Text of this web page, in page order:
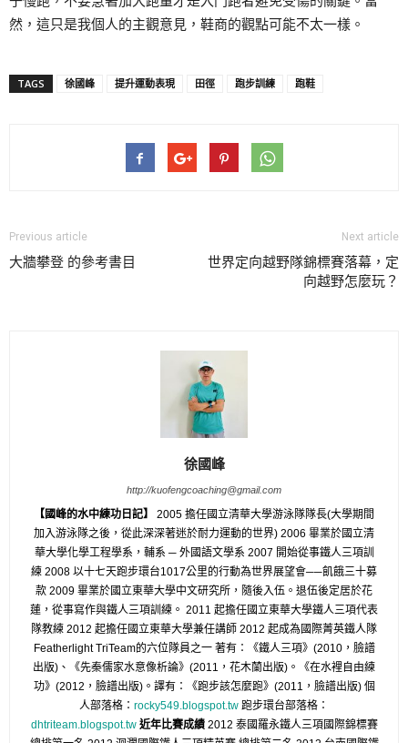
然，這只是我個人的主觀意見，鞋商的觀點可能不太一樣。
TAGS 徐國峰 提升運動表現 田徑 跑步訓練 跑鞋
Previous article
大牆攀登 的參考書目
Next article
世界定向越野隊錦標賽落幕，定
向越野怎麼玩？
徐國峰
http://kuofengcoaching@gmail.com
【國峰的水中練功日記】
2005 擔任國立清華大學游泳隊隊長(大學期間
加入游泳隊之後，從此深深著迷於耐力運動的世界) 2006 畢業於國立清
華大學化學工程學系，輔系 ─ 外國語文學系 2007 開始從事鐵人三項訓
練 2008 以十七天跑步環台1017公里的行動為世界展望會──飢餓三十募
款 2009 畢業於國立東華大學中文研究所，隨後入伍。退伍後定居於花
蓮，從事寫作與鐵人三項訓練。 2011 起擔任國立東華大學鐵人三項代表
隊教練 2012 起擔任國立東華大學兼任講師 2012 起成為國際菁英鐵人隊
Featherlight TriTeam的六位隊員之一 著有：《鐵人三項》(2010，臉譜
出版)、《先秦儒家水意像析論》(2011，花木蘭出版)。《在水裡自由練
功》(2012，臉譜出版)。譯有：《跑步該怎麼跑》(2011，臉譜出版) 個
人部落格： rocky549.blogspot.tw 跑步環台部落格：
dhtriteam.blogspot.tw 近年比賽成績2012 泰國羅永鐵人三項國際錦標賽